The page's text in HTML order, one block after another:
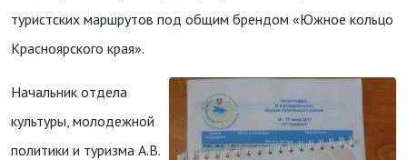
туристских маршрутов под общим брендом «Южное кольцо
Красноярского края».
Начальник отдела
культуры, молодежной
политики и туризма А.В.